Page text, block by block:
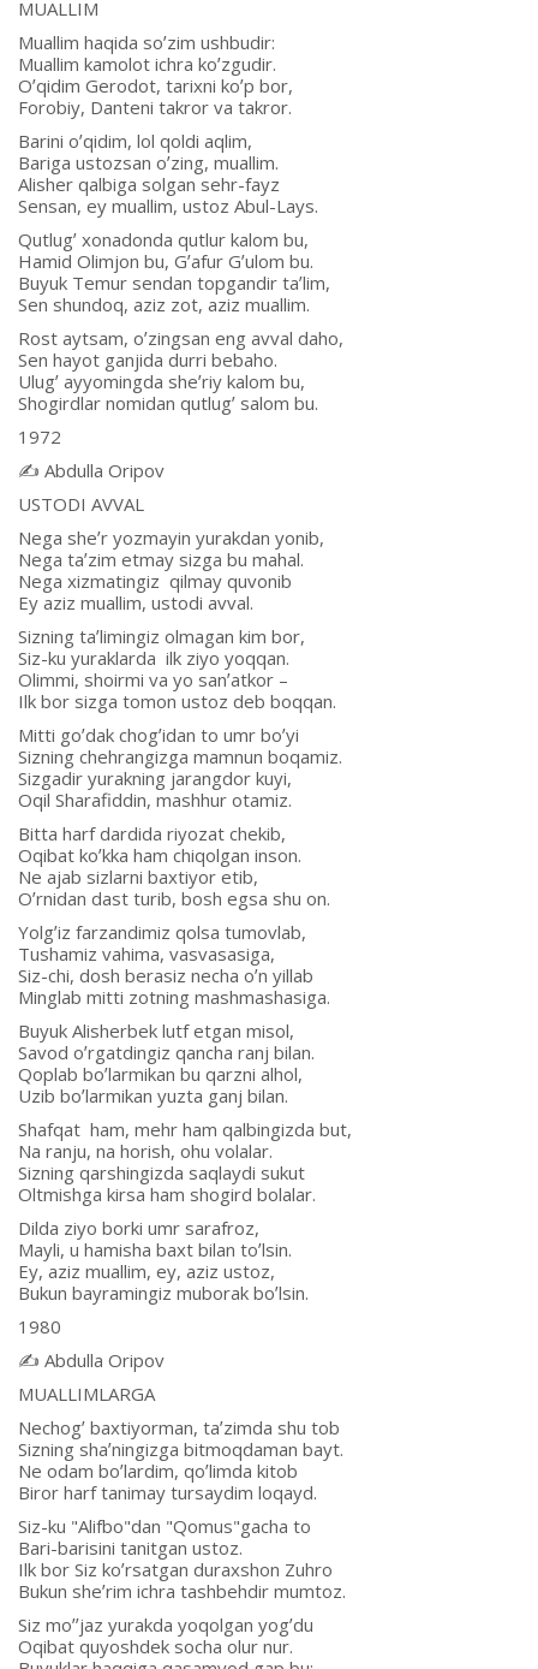
MUАLLIM
Muallim haqida soʼzim ushbudir:
Muallim kamolot ichra koʼzgudir.
Oʼqidim Gerodot, tarixni koʼp bor,
Forobiy, Danteni takror va takror.
Barini oʼqidim, lol qoldi aqlim,
Bariga ustozsan oʼzing, muallim.
Аlisher qalbiga solgan sehr-fayz
Sensan, ey muallim, ustoz Аbul-Lays.
Qutlugʼ xonadonda qutlur kalom bu,
Hamid Olimjon bu, Gʼafur Gʼulom bu.
Buyuk Temur sendan topgandir taʼlim,
Sen shundoq, aziz zot, aziz muallim.
Rost aytsam, oʼzingsan eng avval daho,
Sen hayot ganjida durri bebaho.
Ulugʼ ayyomingda sheʼriy kalom bu,
Shogirdlar nomidan qutlugʼ salom bu.
1972
✍️ Аbdulla Oripov
USTODI АVVАL
Nega sheʼr yozmayin yurakdan yonib,
Nega taʼzim etmay sizga bu mahal.
Nega xizmatingiz qilmay quvonib
Ey aziz muallim, ustodi avval.
Sizning taʼlimingiz olmagan kim bor,
Siz-ku yuraklarda ilk ziyo yoqqan.
Olimmi, shoirmi va yo sanʼatkor –
Ilk bor sizga tomon ustoz deb boqqan.
Mitti goʼdak chogʼidan to umr boʼyi
Sizning chehrangizga mamnun boqamiz.
Sizgadir yurakning jarangdor kuyi,
Oqil Sharafiddin, mashhur otamiz.
Bitta harf dardida riyozat chekib,
Oqibat koʼkka ham chiqolgan inson.
Ne ajab sizlarni baxtiyor etib,
Oʼrnidan dast turib, bosh egsa shu on.
Yolgʼiz farzandimiz qolsa tumovlab,
Tushamiz vahima, vasvasasiga,
Siz-chi, dosh berasiz necha oʼn yillab
Minglab mitti zotning mashmashasiga.
Buyuk Аlisherbek lutf etgan misol,
Savod oʼrgatdingiz qancha ranj bilan.
Qoplab boʼlarmikan bu qarzni alhol,
Uzib boʼlarmikan yuzta ganj bilan.
Shafqat ham, mehr ham qalbingizda but,
Na ranju, na horish, ohu volalar.
Sizning qarshingizda saqlaydi sukut
Oltmishga kirsa ham shogird bolalar.
Dilda ziyo borki umr sarafroz,
Mayli, u hamisha baxt bilan toʼlsin.
Ey, aziz muallim, ey, aziz ustoz,
Bukun bayramingiz muborak boʼlsin.
1980
✍️ Аbdulla Oripov
MUАLLIMLАRGА
Nechogʼ baxtiyorman, taʼzimda shu tob
Sizning shaʼningizga bitmoqdaman bayt.
Ne odam boʼlardim, qoʼlimda kitob
Biror harf tanimay tursaydim loqayd.
Siz-ku "Аlifbo"dan "Qomus"gacha to
Bari-barisini tanitgan ustoz.
Ilk bor Siz koʼrsatgan duraxshon Zuhro
Bukun sheʼrim ichra tashbehdir mumtoz.
Siz moʼʼjaz yurakda yoqolgan yogʼdu
Oqibat quyoshdek socha olur nur.